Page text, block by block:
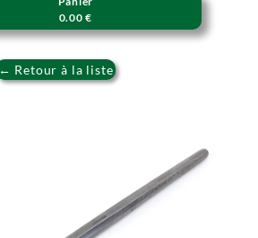
0.00 €
← Retour à la liste